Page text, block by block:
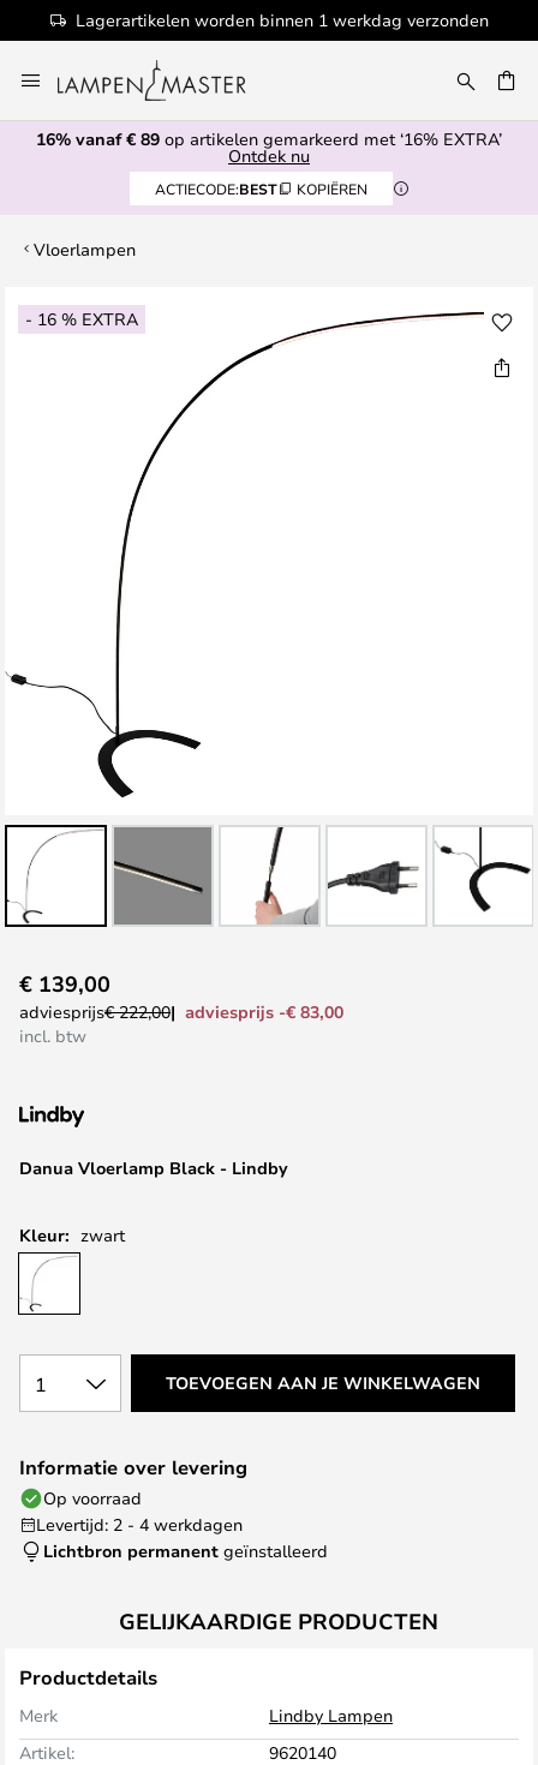
Lagerartikelen worden binnen 1 werkdag verzonden
naar
de
inhoud
16% vanaf € 89 op artikelen gemarkeerd met ‘16% EXTRA’
Ontdek nu
ACTIECODE:BEST KOPIËREN
Vloerlampen
- 16 % EXTRA
Ga
naar
naar
het
de
gallerij
Danua Vloerlamp Black - Lindby
€ 139,00
adviesprijs€ 222,00
adviesprijs -€ 83,00
incl. btw
Kleur: zwart
1 TOEVOEGEN AAN JE WINKELWAGEN
Informatie over levering
Op voorraad
Levertijd: 2 - 4 werkdagen
Lichtbron permanent geïnstalleerd
GELIJKAARDIGE PRODUCTEN
Productdetails
Merk
Lindby Lampen
Artikel:
9620140